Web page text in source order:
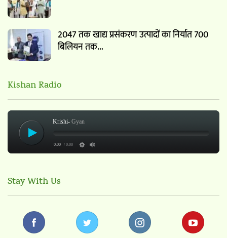
2047 तक खाद्य प्रसंकरण उत्पादों का निर्यात 700
बिलियन तक…
Kishan Radio
Krishi- Gyan
0:00 / 0:00
Stay With Us